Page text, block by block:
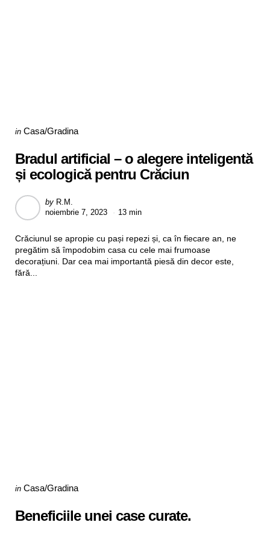
Categories
Posted
in Casa/Gradina
Bradul artificial – o alegere inteligentă
și ecologică pentru Crăciun
Posted
by
by R.M.
noiembrie 7, 2023
13 min
Crăciunul se apropie cu pași repezi și, ca în fiecare an, ne
pregătim să împodobim casa cu cele mai frumoase
decorațiuni. Dar cea mai importantă piesă din decor este,
fără...
Categories
Posted
in Casa/Gradina
Beneficiile unei case curate.